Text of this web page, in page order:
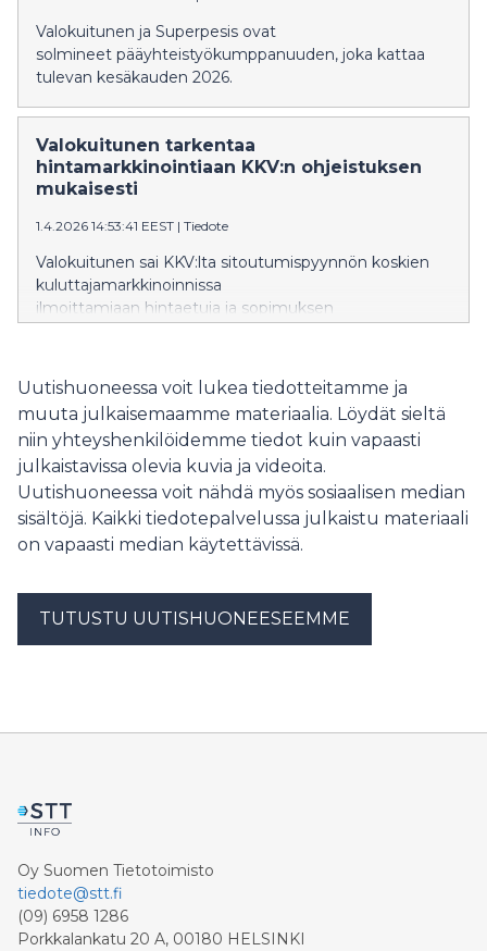
Valokuitunen ja Superpesis ovat
solmineet pääyhteistyökumppanuuden, joka kattaa
tulevan kesäkauden 2026.
Valokuitunen tarkentaa
hintamarkkinointiaan KKV:n ohjeistuksen
mukaisesti
1.4.2026 14:53:41 EEST | Tiedote
Valokuitunen sai KKV:lta sitoutumispyynnön koskien
kuluttajamarkkinoinnissa
ilmoittamiaan hintaetuja ja sopimuksen
ja hinnan muodostumisen perusteet kerrotaan samassa
yhteydessä mainostetun edun välittömässä
läheisyydessä, eikä lisätietoja voi kertoa pelkästään
esimerkiksi kampanjapostikortin kääntöpuolella tai
kampanjanettisivulla. Valokuitunen sitoutuu jatkossa
toimimaan KKV:n vaatimusten mukaisesti. ”On hyvä
asia, että kuluttajan eduista pidetään huolta”,
markkinointi- ja viestintäjohtaja Lisa Kukila sanoo.
Uutishuoneessa voit lukea tiedotteitamme ja
muuta julkaisemaamme materiaalia. Löydät sieltä
niin yhteyshenkilöidemme tiedot kuin vapaasti
julkaistavissa olevia kuvia ja videoita.
Uutishuoneessa voit nähdä myös sosiaalisen median
sisältöjä. Kaikki tiedotepalvelussa julkaistu materiaali
on vapaasti median käytettävissä.
TUTUSTU UUTISHUONEESEEMME
Oy Suomen Tietotoimisto
tiedote@stt.fi
(09) 6958 1286
Porkkalankatu 20 A, 00180 HELSINKI